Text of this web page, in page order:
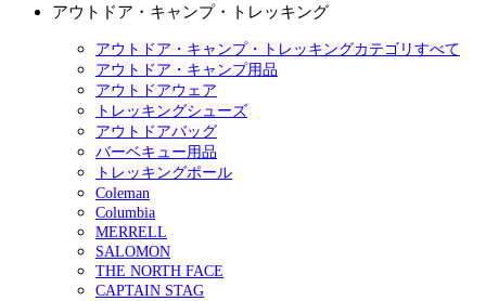
アウトドア・キャンプ・トレッキング
アウトドア・キャンプ・トレッキングカテゴリすべて
アウトドア・キャンプ用品
アウトドアウェア
トレッキングシューズ
アウトドアバッグ
バーベキュー用品
トレッキングポール
Coleman
Columbia
MERRELL
SALOMON
THE NORTH FACE
CAPTAIN STAG